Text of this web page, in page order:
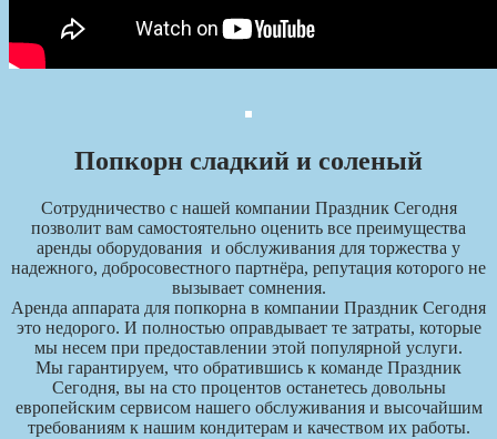
Попкорн сладкий и соленый
Сотрудничество с нашей компании Праздник Сегодня
позволит вам самостоятельно оценить все преимущества
аренды оборудования и обслуживания для торжества у
надежного, добросовестного партнёра, репутация которого не
вызывает сомнения.
Аренда аппарата для попкорна в компании Праздник Сегодня
это недорого. И полностью оправдывает те затраты, которые
мы несем при предоставлении этой популярной услуги.
Мы гарантируем, что обратившись к команде Праздник
Сегодня, вы на сто процентов останетесь довольны
европейским сервисом нашего обслуживания и высочайшим
требованиям к нашим кондитерам и качеством их работы.